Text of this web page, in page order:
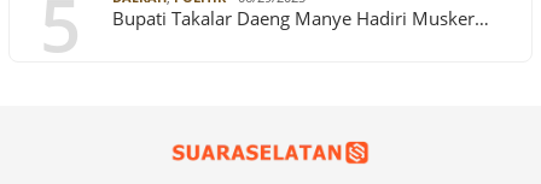
5 Bupati Takalar Daeng Manye Hadiri Musker…